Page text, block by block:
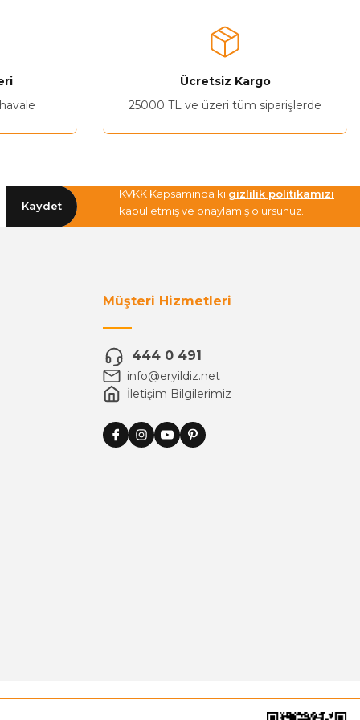
Ücretsiz Kargo
25000 TL ve üzeri tüm siparişlerde
Kaydet
KVKK Kapsamında ki gizlilik politikamızı
kabul etmiş ve onaylamış olursunuz.
Müşteri Hizmetleri
444 0 491
info@eryildiz.net
İletişim Bilgilerimiz